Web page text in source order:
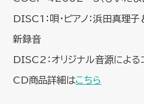
DISC1：唄・ピアノ：浜田真理
新録音
DISC2：オリジナル音源による
CD商品詳細はこちら